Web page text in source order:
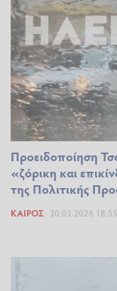
Προειδοποίηση
«ζόρικη και
της Πολιτικής
ΚΑΙΡΌΣ 30.03.2026 18:55